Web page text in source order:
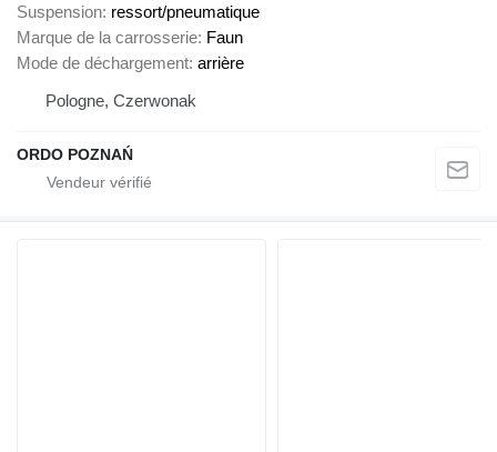
Suspension ressort/pneumatique
Marque de la carrosserie Faun
Mode de déchargement arrière
Pologne, Czerwonak
ORDO POZNAŃ